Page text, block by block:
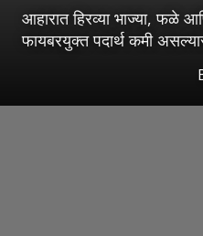
आहारात हिरव्या भाज्या, फळे
फायबरयुक्त पदार्थ कमी